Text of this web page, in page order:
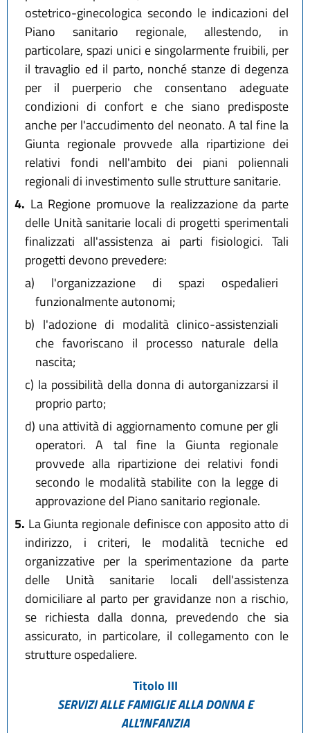
ostetrico-ginecologica secondo le indicazioni del
Piano sanitario regionale, allestendo, in
particolare, spazi unici e singolarmente fruibili, per
il travaglio ed il parto, nonché stanze di degenza
per il puerperio che consentano adeguate
condizioni di confort e che siano predisposte
anche per l'accudimento del neonato. A tal fine la
Giunta regionale provvede alla ripartizione dei
relativi fondi nell'ambito dei piani poliennali
regionali di investimento sulle strutture sanitarie.
4. La Regione promuove la realizzazione da parte
delle Unità sanitarie locali di progetti sperimentali
finalizzati all'assistenza ai parti fisiologici. Tali
progetti devono prevedere:
a) l'organizzazione di spazi ospedalieri
funzionalmente autonomi;
b) l'adozione di modalità clinico-assistenziali
che favoriscano il processo naturale della
nascita;
c) la possibilità della donna di autorganizzarsi il
proprio parto;
d) una attività di aggiornamento comune per gli
operatori. A tal fine la Giunta regionale
provvede alla ripartizione dei relativi fondi
secondo le modalità stabilite con la legge di
approvazione del Piano sanitario regionale.
5. La Giunta regionale definisce con apposito atto di
indirizzo, i criteri, le modalità tecniche ed
organizzative per la sperimentazione da parte
delle Unità sanitarie locali dell'assistenza
domiciliare al parto per gravidanze non a rischio,
se richiesta dalla donna, prevedendo che sia
assicurato, in particolare, il collegamento con le
strutture ospedaliere.
Titolo III
SERVIZI ALLE FAMIGLIE ALLA DONNA E
ALL'INFANZIA